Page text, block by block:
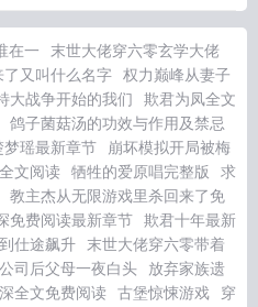
在一
末世大佬穿六零玄学大佬
又叫什么名字
权力巅峰从妻子
大战争开始的我们
欺君为凤全文
鸽子菌菇汤的功效与作用及禁忌
梦瑶最新章节
崩坏模拟开局被梅
文阅读 牺牲的爱原唱完整版
求
教主杰从无限游戏里杀回来了免
免费阅读最新章节
欺君十年最新
仕途飙升
末世大佬穿六零带着
司后父母一夜白头
放弃家族遗
全文免费阅读 古堡惊悚游戏
穿